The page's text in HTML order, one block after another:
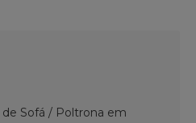
Sofá / Poltrona em